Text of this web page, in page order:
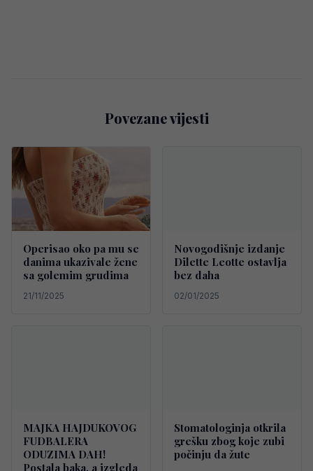
Povezane vijesti
Operisao oko pa mu se
danima ukazivale žene
sa golemim grudima
21/11/2025
Novogodišnje izdanje
Dilette Leotte ostavlja
bez daha
02/01/2025
MAJKA HAJDUKOVOG
FUDBALERA
ODUZIMA DAH!
Postala baka, a izgleda
Stomatologinja otkrila
grešku zbog koje zubi
počinju da žute